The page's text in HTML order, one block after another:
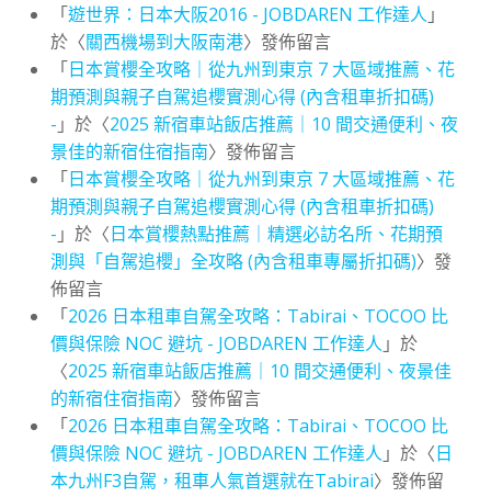
「遊世界：日本大阪2016 - JOBDAREN 工作達人 」
於〈關西機場到大阪南港〉發佈留言
「日本賞櫻全攻略｜從九州到東京 7 大區域推薦、花
期預測與親子自駕追櫻實測心得 (內含租車折扣碼)
- 」於〈2025 新宿車站飯店推薦｜10 間交通便利、夜
景佳的新宿住宿指南〉發佈留言
「日本賞櫻全攻略｜從九州到東京 7 大區域推薦、花
期預測與親子自駕追櫻實測心得 (內含租車折扣碼)
- 」於〈日本賞櫻熱點推薦｜精選必訪名所、花期預
測與「自駕追櫻」全攻略 (內含租車專屬折扣碼)〉發
佈留言
「2026 日本租車自駕全攻略：Tabirai、TOCOO 比
價與保險 NOC 避坑 - JOBDAREN 工作達人 」於
〈2025 新宿車站飯店推薦｜10 間交通便利、夜景佳
的新宿住宿指南〉發佈留言
「2026 日本租車自駕全攻略：Tabirai、TOCOO 比
價與保險 NOC 避坑 - JOBDAREN 工作達人 」於〈日
本九州F3自駕，租車人氣首選就在Tabirai〉發佈留